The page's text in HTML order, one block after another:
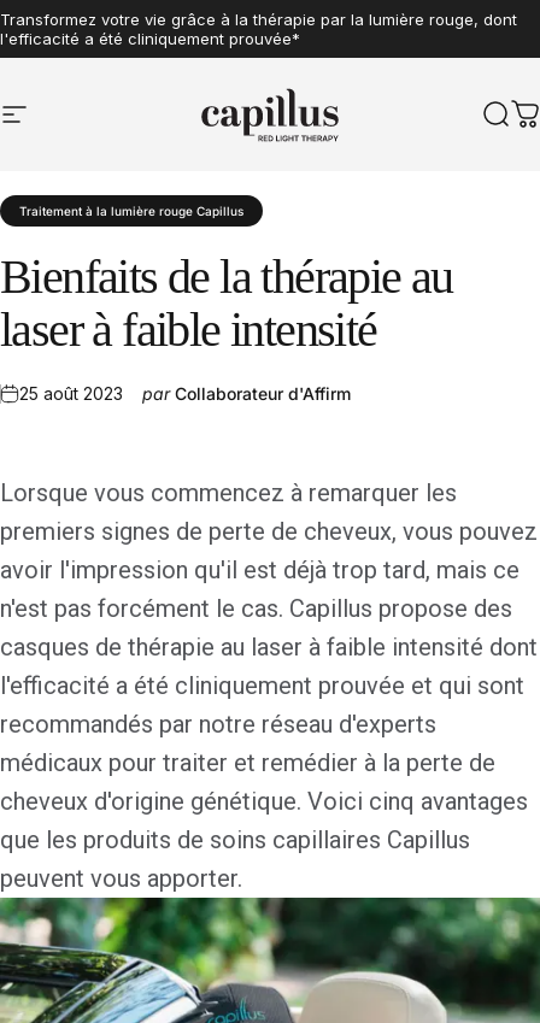
Aller au contenu
Transformez votre vie grâce à la thérapie par la lumière rouge, dont
l'efficacité a été cliniquement prouvée*
Navigation sur le siteCapillus
Traitement à la lumière rouge Capillus
Bienfaits delathérapie au
laser à faible intensité
25 août 2023 parCollaborateur d'Affirm
Lorsque vous commencez à remarquer les
premiers signes de perte de cheveux, vous pouvez
avoir l'impression qu'il est déjà trop tard, mais ce
n'est pas forcément le cas. Capillus propose des
casques de thérapie au laser à faible intensité dont
l'efficacité a été cliniquement prouvée et qui sont
recommandés par notre réseau d'experts
médicaux pour traiter et remédier à la perte de
cheveux d'origine génétique. Voici cinq avantages
que les produits de soins capillaires Capillus
peuvent vous apporter.